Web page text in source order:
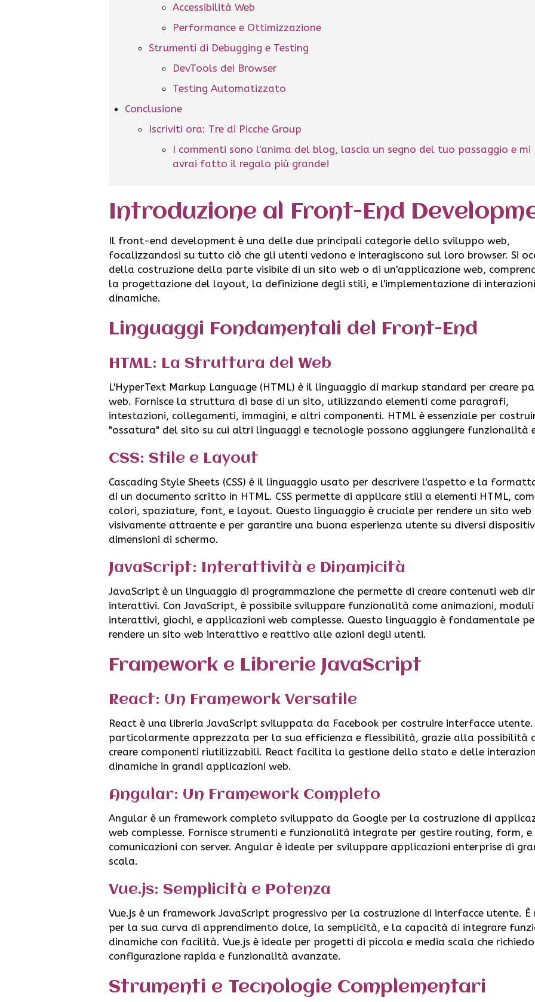
Accessibilità Web
Performance e Ottimizzazione
Strumenti di Debugging e Testing
DevTools dei Browser
Testing Automatizzato
Conclusione
Iscriviti ora: Tre di Picche Group
I commenti sono l'anima del blog, lascia un segno del tuo passaggio e mi
avrai fatto il regalo più grande!
Introduzione al Front-End
Il front-end development è una delle due principali categorie dello sviluppo web,
focalizzandosi su tutto ciò che gli utenti vedono e interagiscono sul loro browser. Si
della costruzione della parte visibile di un sito web o di un'applicazione web,
la progettazione del layout, la definizione degli stili, e l'implementazione di interazioni
dinamiche.
Linguaggi Fondamentali del Front-End
HTML: La Struttura del Web
L'HyperText Markup Language (HTML) è il linguaggio di markup standard per creare
web. Fornisce la struttura di base di un sito, utilizzando elementi come paragrafi,
intestazioni, collegamenti, immagini, e altri componenti. HTML è essenziale per
"ossatura" del sito su cui altri linguaggi e tecnologie possono aggiungere funzionalità
CSS: Stile e Layout
Cascading Style Sheets (CSS) è il linguaggio usato per descrivere l'aspetto e la
di un documento scritto in HTML. CSS permette di applicare stili a elementi HTML,
colori, spaziature, font, e layout. Questo linguaggio è cruciale per rendere un sito web
visivamente attraente e per garantire una buona esperienza utente su diversi
dimensioni di schermo.
JavaScript: Interattività e Dinamicità
JavaScript è un linguaggio di programmazione che permette di creare contenuti web
interattivi. Con JavaScript, è possibile sviluppare funzionalità come animazioni, moduli
interattivi, giochi, e applicazioni web complesse. Questo linguaggio è fondamentale
rendere un sito web interattivo e reattivo alle azioni degli utenti.
Framework e Librerie JavaScript
React: Un Framework Versatile
React è una libreria JavaScript sviluppata da Facebook per costruire interfacce utente.
particolarmente apprezzata per la sua efficienza e flessibilità, grazie alla possibilità
creare componenti riutilizzabili. React facilita la gestione dello stato e delle
dinamiche in grandi applicazioni web.
Angular: Un Framework Completo
Angular è un framework completo sviluppato da Google per la costruzione di
web complesse. Fornisce strumenti e funzionalità integrate per gestire routing, form, e
comunicazioni con server. Angular è ideale per sviluppare applicazioni enterprise di
scala.
Vue.js: Semplicità e Potenza
Vue.js è un framework JavaScript progressivo per la costruzione di interfacce utente. È
per la sua curva di apprendimento dolce, la semplicità, e la capacità di integrare
dinamiche con facilità. Vue.js è ideale per progetti di piccola e media scala che
configurazione rapida e funzionalità avanzate.
Strumenti e Tecnologie Complementari